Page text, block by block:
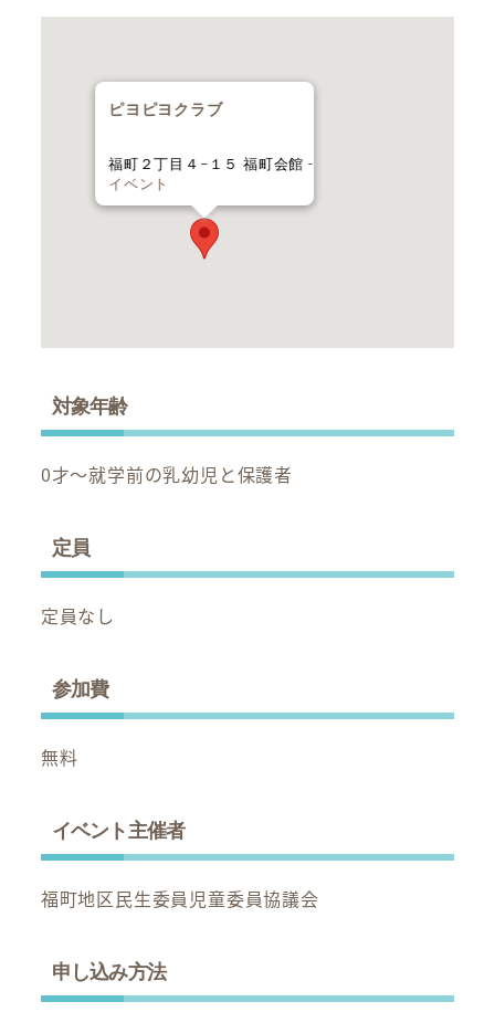
ピヨピヨクラブ
福町２丁目４−１５ 福町会館 -
イベント
対象年齢
0才～就学前の乳幼児と保護者
定員
定員なし
参加費
無料
イベント主催者
福町地区民生委員児童委員協議会
申し込み方法